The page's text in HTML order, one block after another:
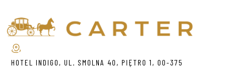
HOTEL INDIGO, UL. SMOLNA 40, PIĘTRO 1, 00-375